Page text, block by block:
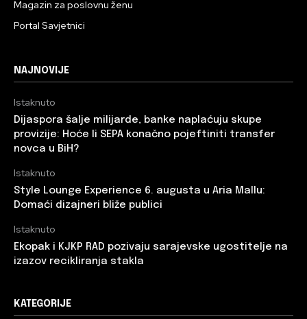
Magazin za poslovnu ženu
Portal Savjetnici
NAJNOVIJE
Istaknuto
Dijaspora šalje milijarde, banke naplaćuju skupe
provizije: Hoće li SEPA konačno pojeftiniti transfer
novca u BiH?
Istaknuto
Style Lounge Experience 6. augusta u Aria Mallu:
Domaći dizajneri bliže publici
Istaknuto
Ekopak i KJKP RAD pozivaju sarajevske ugostitelje na
izazov recikliranja stakla
KATEGORIJE